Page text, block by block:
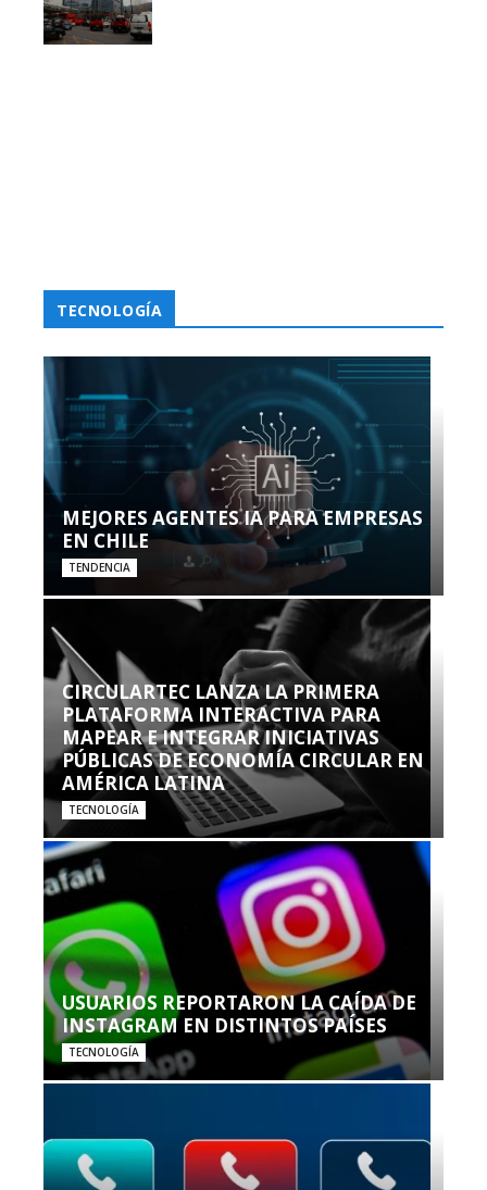
TECNOLOGÍA
MEJORES AGENTES IA PARA EMPRESAS
EN CHILE
TENDENCIA
CIRCULARTEC LANZA LA PRIMERA
PLATAFORMA INTERACTIVA PARA
MAPEAR E INTEGRAR INICIATIVAS
PÚBLICAS DE ECONOMÍA CIRCULAR EN
AMÉRICA LATINA
TECNOLOGÍA
USUARIOS REPORTARON LA CAÍDA DE
INSTAGRAM EN DISTINTOS PAÍSES
TECNOLOGÍA